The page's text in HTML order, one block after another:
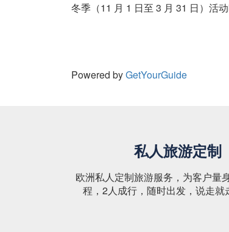
冬季（11 月 1 日至 3 月 31 日）活
Powered byGetYourGuide
私人旅游定制
欧洲私人定制旅游服务，为客户量
程，2人成行，随时出发，说走就